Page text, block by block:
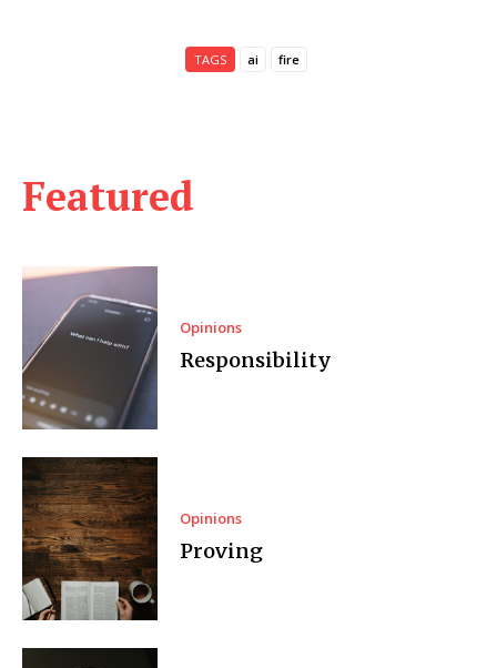
Featured
Opinions
Responsibility
Opinions
Proving
TAGS ai fire